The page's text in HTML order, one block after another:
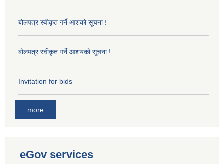
बोलपत्र स्वीकृत गर्ने आशको सूचना !
बोलपत्र स्वीकृत गर्ने आशयको सूचना !
Invitation for bids
more
eGov services